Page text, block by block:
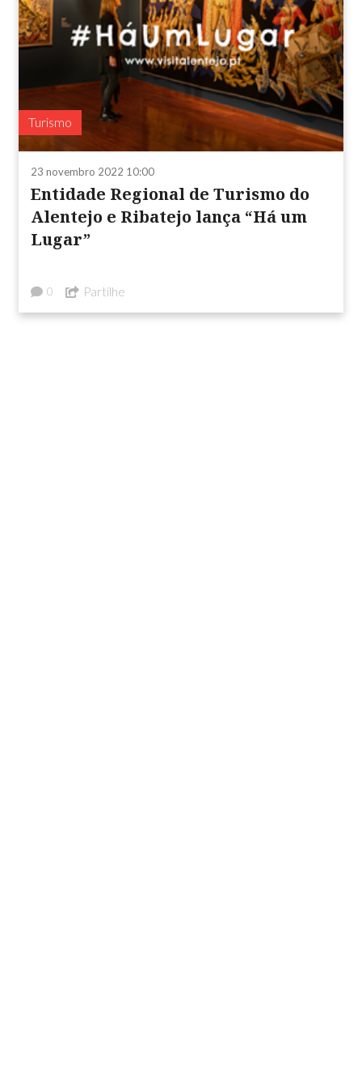
Turismo
23 novembro 2022 10:00
Entidade Regional de Turismo do
Alentejo e Ribatejo lança “Há um
Lugar”
0 Partilhe